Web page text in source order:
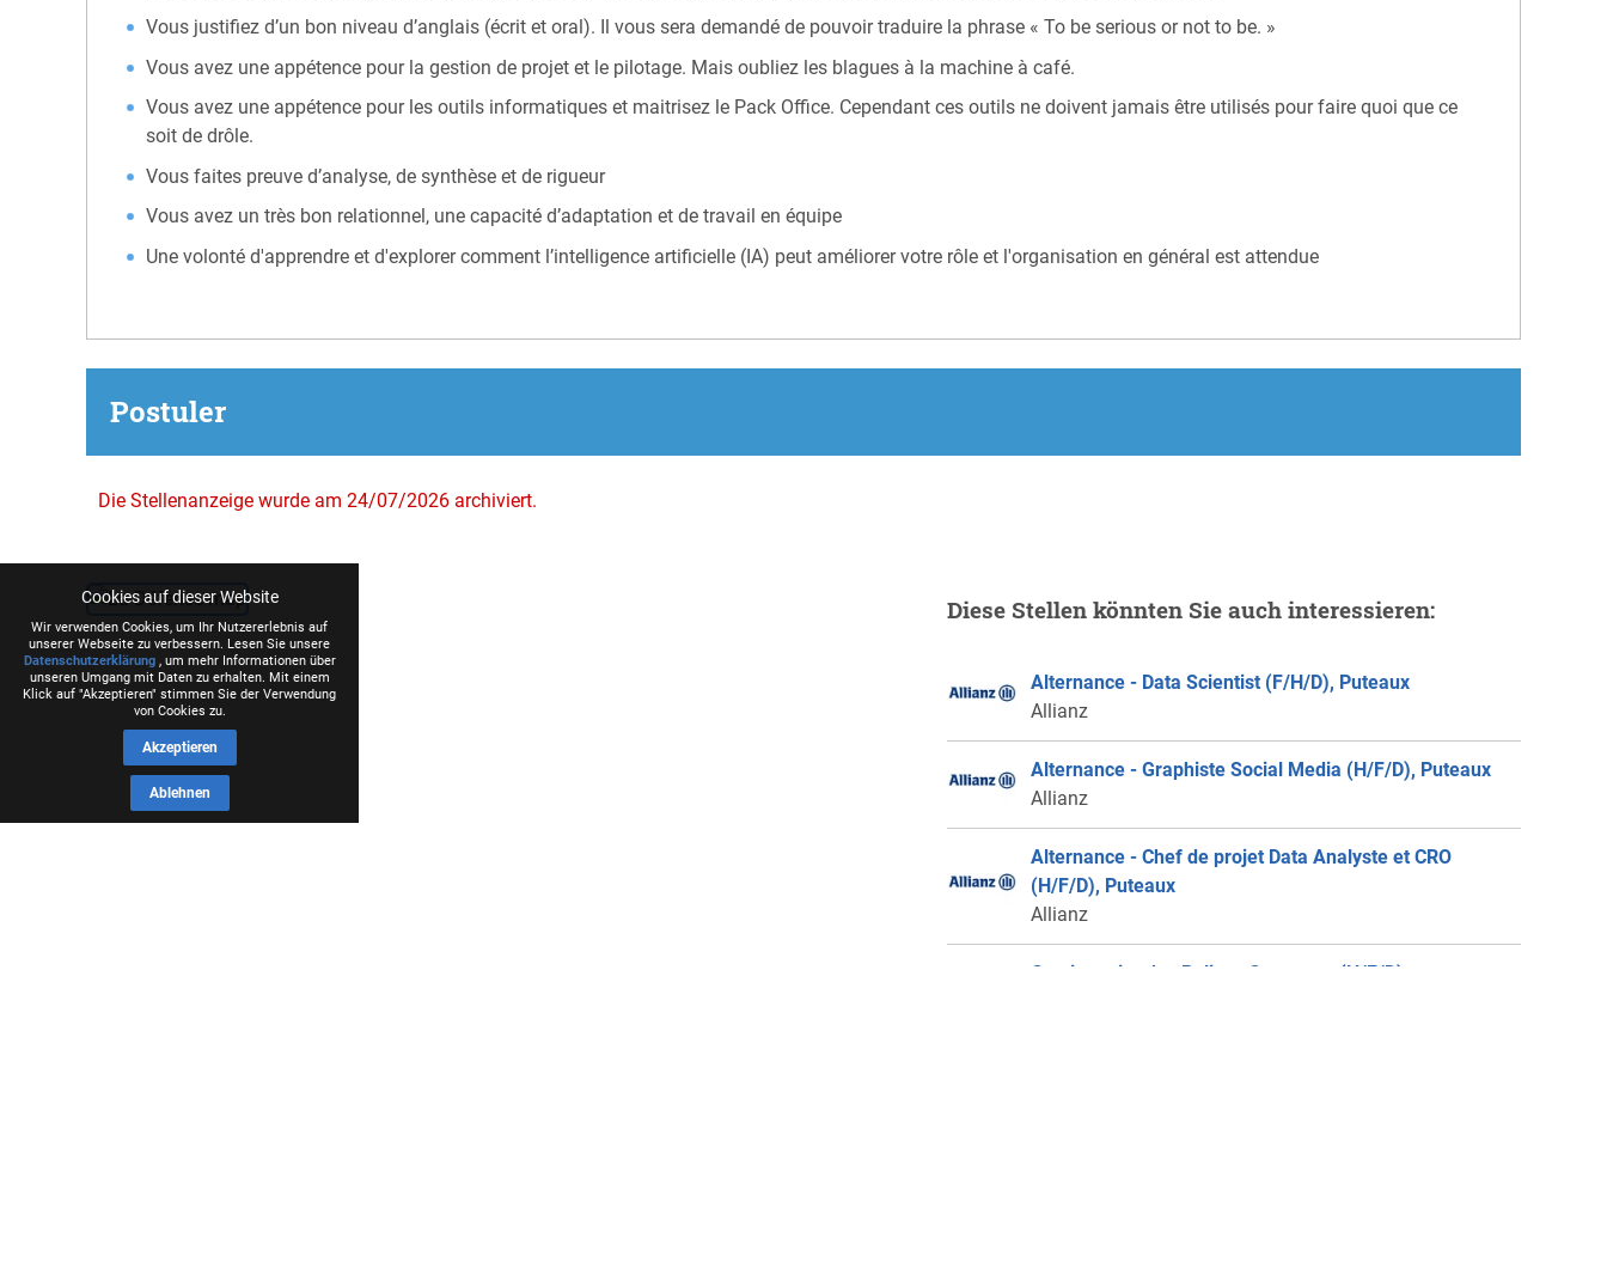
Vous justifiez d’un bon niveau d’anglais (écrit et oral). Il vous sera demandé de pouvoir traduire la phrase « To be serious or not to be. »
Vous avez une appétence pour la gestion de projet et le pilotage. Mais oubliez les blagues à la machine à café.
Vous avez une appétence pour les outils informatiques et maitrisez le Pack Office. Cependant ces outils ne doivent jamais être utilisés pour faire quoi que ce
soit de drôle.
Vous faites preuve d’analyse, de synthèse et de rigueur
Vous avez un très bon relationnel, une capacité d’adaptation et de travail en équipe
Une volonté d'apprendre et d'explorer comment l’intelligence artificielle (IA) peut améliorer votre rôle et l'organisation en général est attendue
Postuler
Die Stellenanzeige wurde am 24/07/2026 archiviert.
Diese Stellen könnten Sie auch interessieren:
Alternance - Data Scientist (F/H/D), Puteaux
Allianz
Alternance - Graphiste Social Media (H/F/D), Puteaux
Allianz
Alternance - Chef de projet Data Analyste et CRO
(H/F/D), Puteaux
Allianz
Gestionnaire des Polices Corporate (H/F/D), en
Cookies auf dieser Website
Wir verwenden Cookies, um Ihr Nutzererlebnis auf
unserer Webseite zu verbessern. Lesen Sie unsere
Datenschutzerklärung, um mehr Informationen über
unseren Umgang mit Daten zu erhalten. Mit einem
Klick auf "Akzeptieren" stimmen Sie der Verwendung
von Cookies zu.
Akzeptieren
Ablehnen